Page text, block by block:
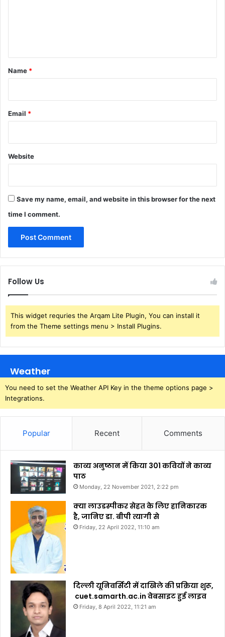
*
Name *
Email *
Website
Save my name, email, and website in this browser for the next
time I comment.
Follow Us
This widget requries the Arqam Lite Plugin, You can install it
from the Theme settings menu > Install Plugins.
Weather
You need to set the Weather API Key in the theme options page >
Integrations.
Popular Recent Comments
काव्य अनुष्ठान में किया 301 कवियों ने काव्य
पाठ
Monday, 22 November 2021, 2:22 pm
क्या लाउडस्पीकर सेहत के लिए हानिकारक
है, जानिए डा. बीपी त्यागी से
Friday, 22 April 2022, 11:10 am
दिल्ली यूनिवर्सिटी में दाखिले की प्रक्रिया शुरू,
cuet.samarth.ac.in वेबसाइट हुई लाइव
Friday, 8 April 2022, 11:21 am